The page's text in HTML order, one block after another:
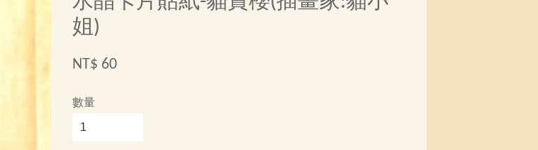
姐)
NT$ 60
數量